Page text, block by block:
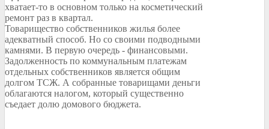
хватает-то в основном только на косметический
ремонт раз в квартал.
Товарищество собственников жилья более
адекватный способ. Но со своими подводными
камнями. В первую очередь - финансовыми.
Задолженность по коммунальным платежам
отдельных собственников является общим
долгом ТСЖ. А собранные товарищами деньги
облагаются налогом, который существенно
съедает долю домового бюджета.